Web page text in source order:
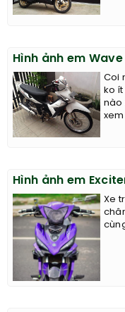
Hình ảnh em
Coi
ko
nào
xem
Hình ảnh em
Xe